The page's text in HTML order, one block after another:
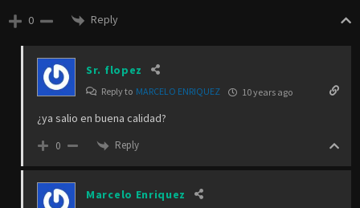
0 Reply
Sr. flopez
Reply to MARCELO ENRIQUEZ 10 years ago
¿ya salio en buena calidad?
0 Reply
Marcelo Enriquez